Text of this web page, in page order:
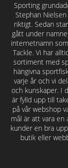
Sporting
Stephan
riktigt. Sedan
gått under
internetnamn
Tackle. Vi har
sortiment med
hängivna
varje år och vi
och kunskaper. I
är fylld upp till
på vår webshop
mål är att vara en
kunder en bra
butik eller